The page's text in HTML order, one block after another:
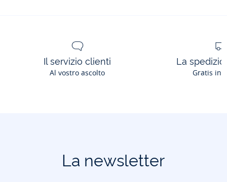
Il servizio clienti
Al vostro ascolto
La
Gratis in
La newsletter